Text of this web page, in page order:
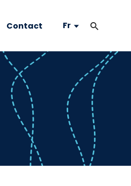
Contact Fr